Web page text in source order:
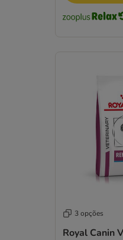
3 opções
Royal Canin